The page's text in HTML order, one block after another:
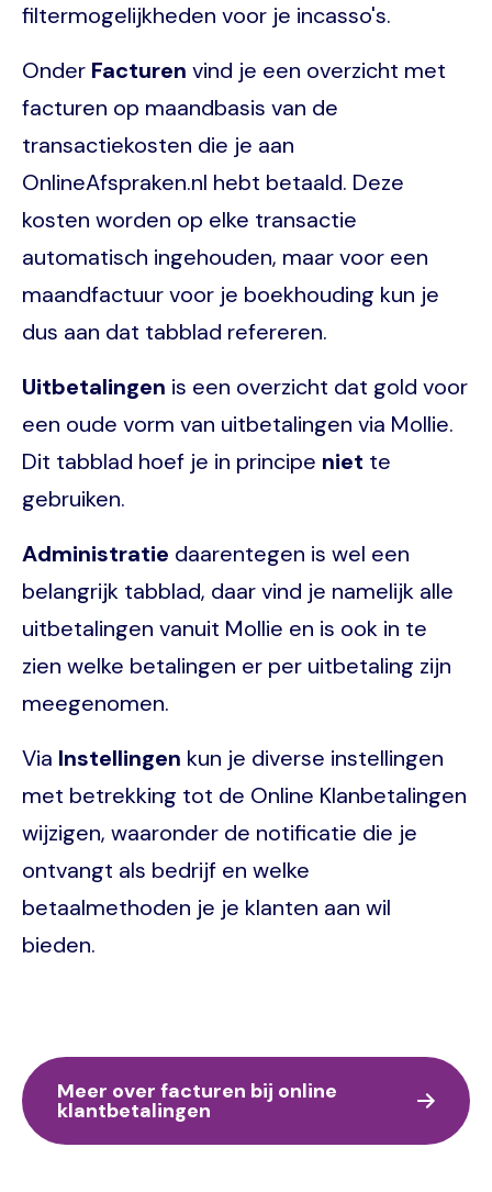
filtermogelijkheden voor je incasso's.
Onder Facturen vind je een overzicht met
facturen op maandbasis van de
transactiekosten die je aan
OnlineAfspraken.nl hebt betaald. Deze
kosten worden op elke transactie
automatisch ingehouden, maar voor een
maandfactuur voor je boekhouding kun je
dus aan dat tabblad refereren.
Uitbetalingen is een overzicht dat gold voor
een oude vorm van uitbetalingen via Mollie.
Dit tabblad hoef je in principe niet te
gebruiken.
Administratie daarentegen is wel een
belangrijk tabblad, daar vind je namelijk alle
uitbetalingen vanuit Mollie en is ook in te
zien welke betalingen er per uitbetaling zijn
meegenomen.
Via Instellingen kun je diverse instellingen
met betrekking tot de Online Klanbetalingen
wijzigen, waaronder de notificatie die je
ontvangt als bedrijf en welke
betaalmethoden je je klanten aan wil
bieden.
Meer over facturen bij online
klantbetalingen